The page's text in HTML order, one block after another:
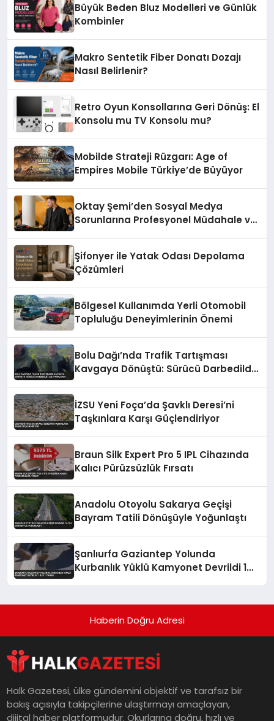
Büyük Beden Bluz Modelleri ve Günlük
Kombinler
Makro Sentetik Fiber Donatı Dozajı
Nasıl Belirlenir?
Retro Oyun Konsollarına Geri Dönüş: El
Konsolu mu TV Konsolu mu?
Mobilde Strateji Rüzgarı: Age of
Empires Mobile Türkiye’de Büyüyor
Oktay Şemi’den Sosyal Medya
Sorunlarına Profesyonel Müdahale ve
Şifonyer ile Yatak Odası Depolama
Çözümleri
Bölgesel Kullanımda Yerli Otomobil
Topluluğu Deneyimlerinin Önemi
Bolu Dağı’nda Trafik Tartışması
Kavgaya Dönüştü: Sürücü Darbedildi,
İZSU Yeni Foça’da Şavklı Deresi’ni
Taşkınlara Karşı Güçlendiriyor
Braun Silk Expert Pro 5 IPL Cihazında
Kalıcı Pürüzsüzlük Fırsatı
Anadolu Otoyolu Sakarya Geçişi
Bayram Tatili Dönüşüyle Yoğunlaştı
Şanlıurfa Gaziantep Yolunda
Kurbanlık Yüklü Kamyonet Devrildi 1
Haberin Doğru Adresi
Halk Gazetesi, ülke gündemini objektif ve tarafsız bir
bakış açısıyla takipçilerine ulaştırmayı amaçlayan,
dijital haber platformudur. Okurlarına doğru, hızlı ve